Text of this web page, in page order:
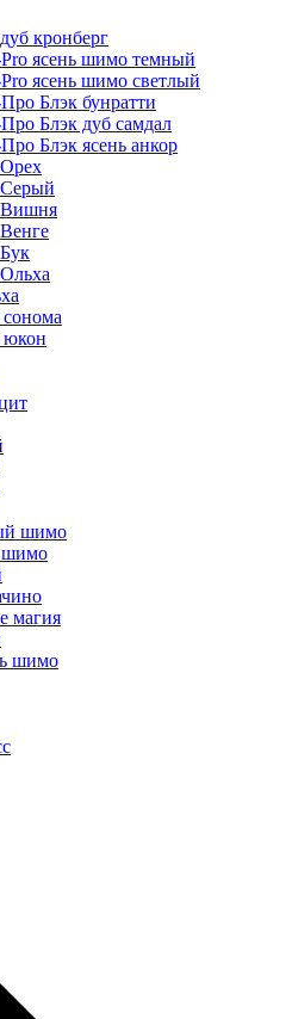
кронберг
ясень шимо темный
ясень шимо светлый
Блэк бунратти
Блэк дуб самдал
Блэк ясень анкор
Вишня
юкон
шимо
шимо
магия
шимо